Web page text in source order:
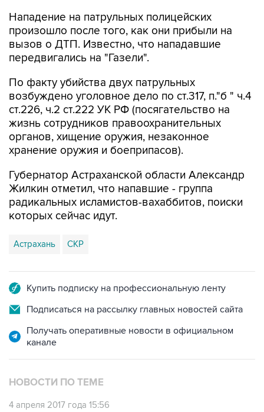
Нападение на патрульных полицейских
произошло после того, как они прибыли на
вызов о ДТП. Известно, что нападавшие
передвигались на "Газели".
По факту убийства двух патрульных
возбуждено уголовное дело по ст.317, п."б " ч.4
ст.226, ч.2 ст.222 УК РФ (посягательство на
жизнь сотрудников правоохранительных
органов, хищение оружия, незаконное
хранение оружия и боеприпасов).
Губернатор Астраханской области Александр
Жилкин отметил, что напавшие - группа
радикальных исламистов-вахаббитов, поиски
которых сейчас идут.
Астрахань СКР
Купить подписку на профессиональную ленту
Подписаться на рассылку главных новостей сайта
Получать оперативные новости в официальном
канале
НОВОСТИ ПО ТЕМЕ
4 апреля 2017 года 15:56